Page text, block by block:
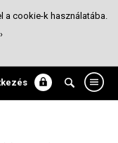
a cookie-k használatába.